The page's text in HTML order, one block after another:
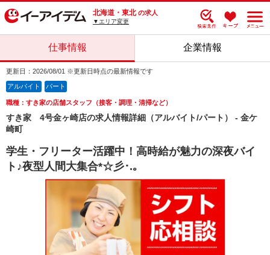
北海道・東北 の求人
▼エリア変更
仕事情報 企業情報
更新日：2026/08/01 ※更新日時点の最新情報です
アルバイト パート
職種：すき家の店舗スタッフ（接客・調理・清掃など）
すき家 4号金ヶ崎店の求人情報詳細（アルバイト/パート） - 金ケ
崎町
学生・フリーター活躍中！高時給が魅力の深夜バイ
ト♪夜型人間大集合*☆彡･.｡